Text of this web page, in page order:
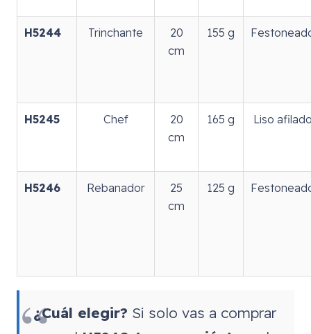
H5244 Trinchante
20
cm
155 g
H5245 Chef
20
cm
165 g Liso
H5246 Rebanador
25
cm
125 g
¿Cuál elegir? Si solo vas a comprar